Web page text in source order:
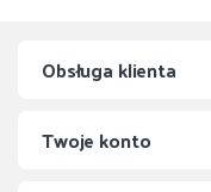
Obsługa klienta
Twoje konto